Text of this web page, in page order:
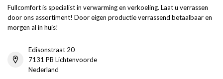
Fullcomfort is specialist in verwarming en verkoeling. Laat u verrassen
door ons assortiment! Door eigen productie verrassend betaalbaar en
morgen al in huis!
Edisonstraat 20
7131 PB Lichtenvoorde
Nederland